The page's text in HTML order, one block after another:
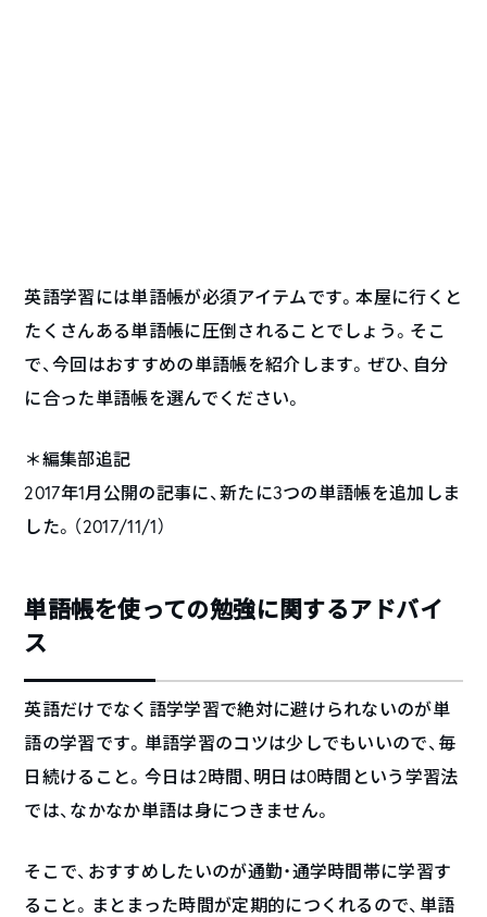
英語学習には単語帳が必須アイテムです。本屋に行くと
たくさんある単語帳に圧倒されることでしょう。そこ
で、今回はおすすめの単語帳を紹介します。ぜひ、自分
に合った単語帳を選んでください。
＊編集部追記
2017年1月公開の記事に、新たに3つの単語帳を追加しま
した。（2017/11/1）
単語帳を使っての勉強に関するアドバイ
ス
英語だけでなく語学学習で絶対に避けられないのが単
語の学習です。単語学習のコツは少しでもいいので、毎
日続けること。今日は2時間、明日は0時間という学習法
では、なかなか単語は身につきません。
そこで、おすすめしたいのが通勤・通学時間帯に学習す
ること。まとまった時間が定期的につくれるので、単語